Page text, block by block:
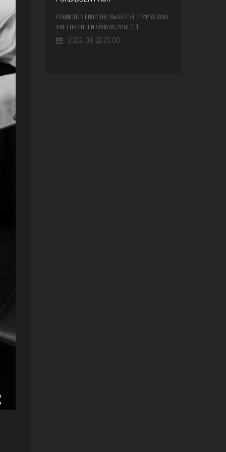
FORBIDDEN FRUIT THE SWEETEST TEMPTATIONS
ARE FORBIDDEN SÁBADO, 22 DE (...)
2026-08-22 23:00